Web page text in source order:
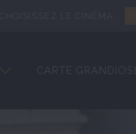
CARTE GRANDIOSE